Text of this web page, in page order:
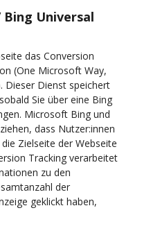
Universal
das Conversion
(One Microsoft Way,
Dieser Dienst speichert
Sie über eine Bing
Microsoft Bing und
dass Nutzer:innen
Zielseite der Webseite
Tracking verarbeitet
zu den
der
geklickt haben,